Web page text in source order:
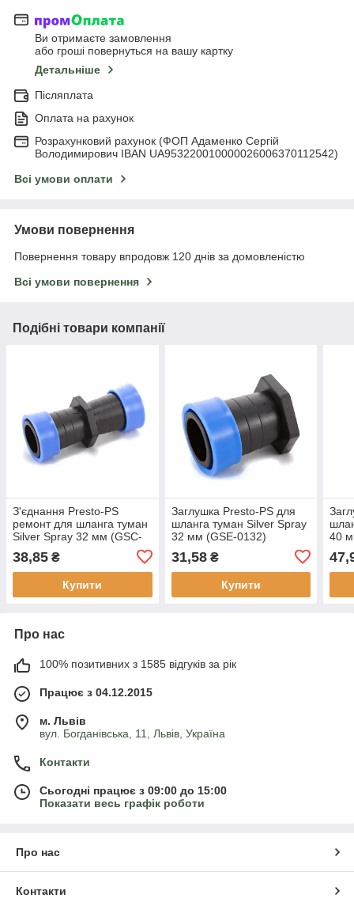
Ви отримаєте замовлення
або гроші повернуться на вашу картку
Детальніше
Післяплата
Оплата на рахунок
Розрахунковий рахунок (ФОП Адаменко Сергій
Володимирович IBAN UA953220010000026006370112542)
Всі умови оплати
Умови повернення
Повернення товару впродовж 120 днів за домовленістю
Всі умови повернення
Подібні товари компанії
З'єднання Presto-PS
ремонт для шланга туман
Silver Spray 32 мм (GSC-
38,85 ₴
Купити
Заглушка Presto-PS для
шланга туман Silver Spray
32 мм (GSE-0132)
31,58₴
Купити
40
Про нас
100% позитивних з 1585 відгуків за рік
Працює з 04.12.2015
м. Львів
вул. Богданівська, 11, Львів, Україна
Контакти
Сьогодні працює з 09:00 до 15:00
Показати весь графік роботи
Про нас
Контакти